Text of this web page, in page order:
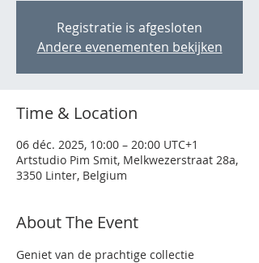
Registratie is afgesloten
Andere evenementen bekijken
Time & Location
06 déc. 2025, 10:00 – 20:00 UTC+1
Artstudio Pim Smit, Melkwezerstraat 28a,
3350 Linter, Belgium
About The Event
Geniet van de prachtige collectie